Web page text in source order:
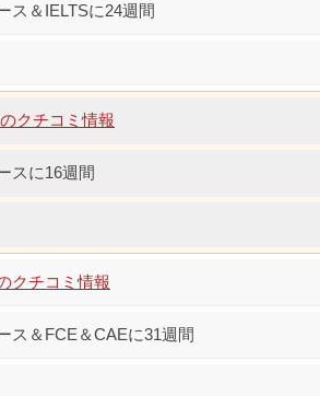
ス＆IELTSに24週間
クチコミ情報
スに16週間
クチコミ情報
ス＆FCE＆CAEに31週間